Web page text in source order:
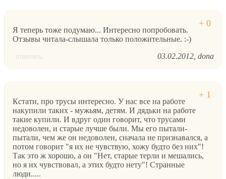
Я теперь тоже подумаю... Интересно попробовать.
Отзывы читала-слышала только положительные. :-)
ответить 03.02.2012 dona
Кстати, про трусы интересно. У нас все на работе
накупили таких - мужьям, детям. И дядьки на работе
такие купили. И вдруг один говорит, что трусами
недоволен, и старые лучше были. Мы его пытали-
пытали, чем же он недоволен, сначала не признавался, а
потом говорит "я их не чувствую, хожу будто без них"!
Так это ж хорошо, а он "Нет, старые терли и мешались,
но я их чувствовал, а этих будто нету"! Странные
люди.....